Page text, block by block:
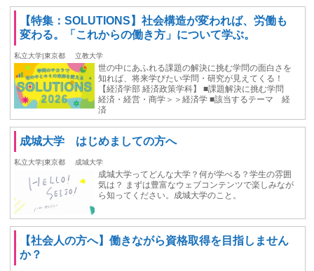
【特集：SOLUTIONS】社会構造が変われば、労働も
変わる。「これからの働き方」について学ぶ。
私立大学|東京都 立教大学
世の中にあふれる課題の解決に挑む学問の面白さを
知れば、将来学びたい学問・研究が見えてくる！
【経済学部 経済政策学科】 ■課題解決に挑む学問
経済・経営・商学＞＞経済学 ■該当するテーマ 経
済
成城大学 はじめましての方へ
私立大学|東京都 成城大学
成城大学ってどんな大学？何が学べる？学生の雰囲
気は？ まずは豊富なウェブコンテンツで楽しみなが
ら知ってください。成城大学のこと。
【社会人の方へ】働きながら資格取得を目指しません
か？